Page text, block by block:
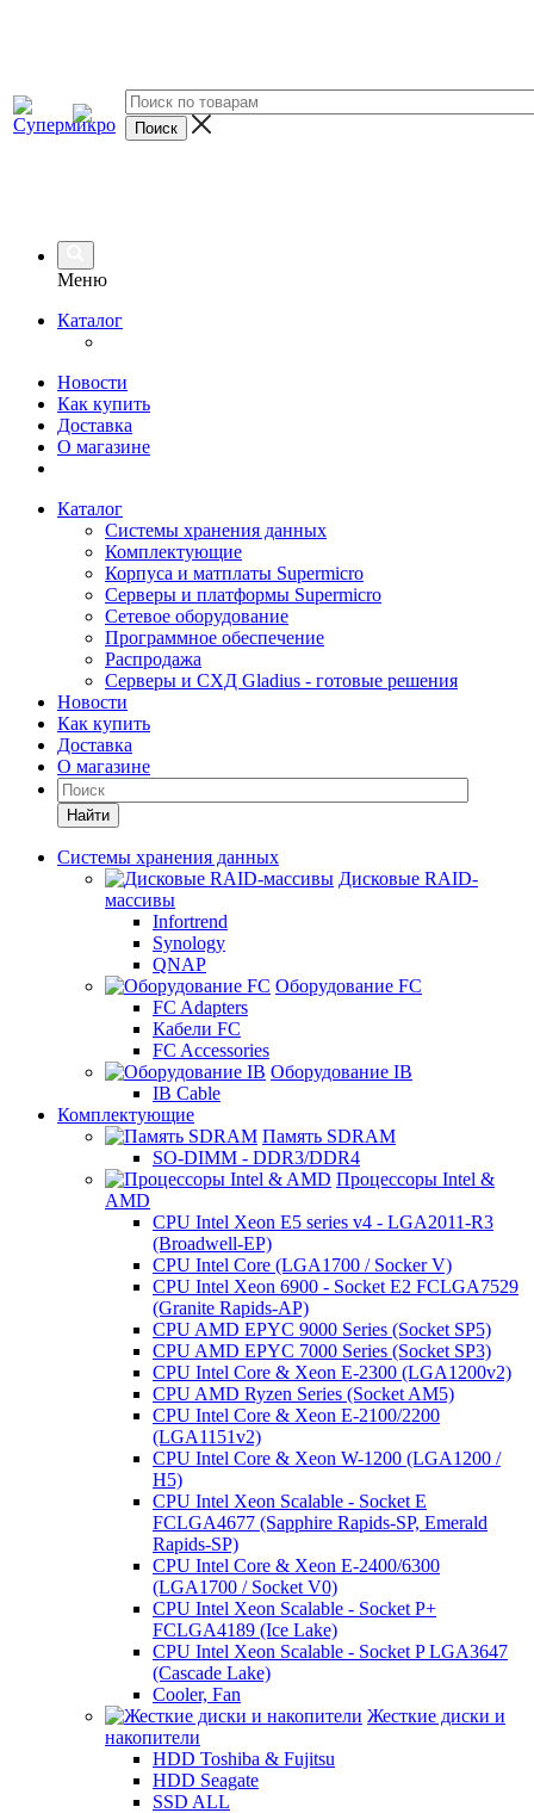
Меню
Каталог
Новости
Как купить
Доставка
О магазине
Каталог
Системы хранения данных
Комплектующие
Корпуса и матплаты Supermicro
Серверы и платформы Supermicro
Сетевое оборудование
Программное обеспечение
Распродажа
Серверы и СХД Gladius - готовые решения
Новости
Как купить
Доставка
О магазине
Найти
Системы хранения данных
Дисковые RAID-
массивы
Infortrend
Synology
QNAP
Оборудование FC
FC Adapters
Кабели FC
FC Accessories
Оборудование IB
IB Cable
Комплектующие
Память SDRAM
SO-DIMM - DDR3/DDR4
Процессоры Intel &
AMD
CPU Intel Xeon E5 series v4 - LGA2011-R3
(Broadwell-EP)
CPU Intel Core (LGA1700 / Socker V)
CPU Intel Xeon 6900 - Socket E2 FCLGA7529
(Granite Rapids-AP)
CPU AMD EPYC 9000 Series (Socket SP5)
CPU AMD EPYC 7000 Series (Socket SP3)
CPU Intel Core & Xeon E-2300 (LGA1200v2)
CPU AMD Ryzen Series (Socket AM5)
CPU Intel Core & Xeon E-2100/2200
(LGA1151v2)
CPU Intel Core & Xeon W-1200 (LGA1200 /
H5)
CPU Intel Xeon Scalable - Socket E
FCLGA4677 (Sapphire Rapids-SP, Emerald
Rapids-SP)
CPU Intel Core & Xeon E-2400/6300
(LGA1700 / Socket V0)
CPU Intel Xeon Scalable - Socket P+
FCLGA4189 (Ice Lake)
CPU Intel Xeon Scalable - Socket P LGA3647
(Cascade Lake)
Cooler, Fan
Жесткие диски и
накопители
HDD Toshiba & Fujitsu
HDD Seagate
SSD ALL